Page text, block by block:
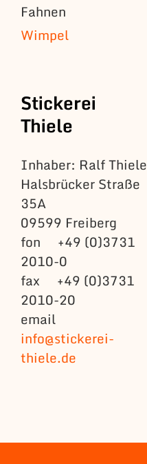
Fahnen
Wimpel
Stickerei
Thiele
Inhaber: Ralf Thiele
Halsbrücker Straße
35A
09599 Freiberg
fon +49 (0)3731
2010-0
fax +49 (0)3731
2010-20
email
info@stickerei-
thiele.de